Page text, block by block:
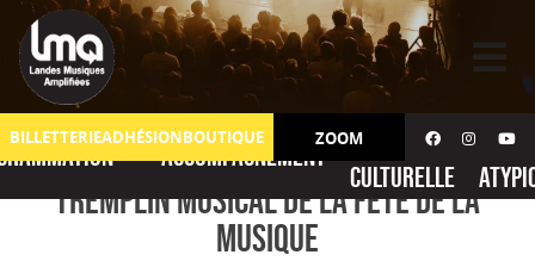
Skip
content
BILLETTERIEADHÉSIONBOUTIQUE ZOOM
Accompagnement
Action
culturelle
Tremplin Musical de la Fête de la
Musique